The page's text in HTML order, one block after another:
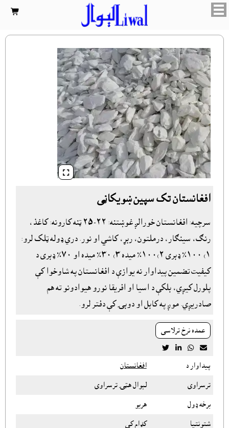


افغانستان تک سپين ښويکاڼى
سرچيه: افغانستان خورالږ غوښتنه: ٢٢-٢٥ ټنه کارونه: کاغذ،
رنګ، سينګار، درملتون، ربړ، کاشي او نور. دري ډوله ټلک لرو:
١) ١٠٠٪ ډبری ٢)١٠٠٪ ميده ٣) ٣٠٪ ميده او ٧٠٪ ډبرى د
کیفیت تضمین پيداوار نه یوازې د افغانستان په شاوخوا کې
پلورل کیږي، بلکې د اسیا او افریقا نورو هیوادونو ته هم
صادریږي. موږ په کابل او دوبۍ کې دفتر لرو.
عمده نرخ ترلاسى
   
پيداوار د افغانستان
ترسراوى لېوال هټۍ ترسراوى
برخه ډول هريو
شتونتيا کډام کې